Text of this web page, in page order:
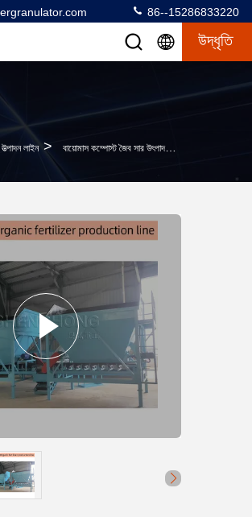
86--15286833220
উদ্ধৃতি
লাইন > বায়োমাস কম্পোস্ট জৈব সার উৎপাদন লাইন পরিবেশ বান্ধব